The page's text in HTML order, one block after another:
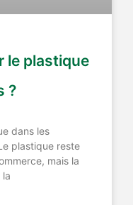
le plastique
?
dans les
plastique reste
mais la
la